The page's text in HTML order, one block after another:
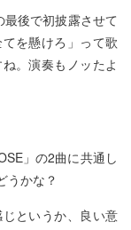
後で初披露させて
を懸けろ」って歌
。演奏もノッたよ
」の2曲に共通し
うかな？
というか、良い意